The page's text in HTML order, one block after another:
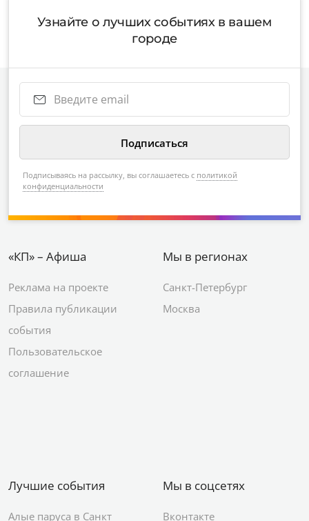
Узнайте о лучших событиях в вашем
городе
Подписываясь на рассылку, вы соглашаетесь с политикой
конфиденциальности
«КП» – Афиша
Реклама на проекте
Правила публикации
события
Пользовательское
соглашение
Мы в регионах
Санкт-Петербург
Москва
Лучшие события
Алые паруса в Санкт
Мы в соцсетях
Вконтакте